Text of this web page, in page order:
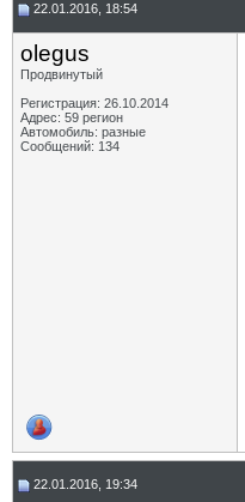
22.01.2016, 18:54
olegus
Продвинутый
Регистрация: 26.10.2014
Адрес: 59 регион
Автомобиль: разные
Сообщений: 134
22.01.2016, 19:34